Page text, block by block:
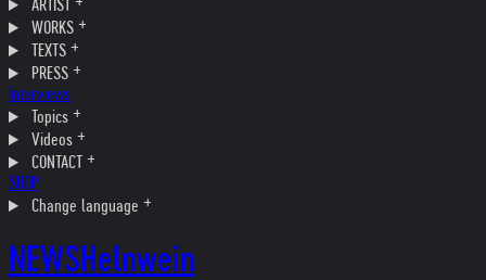
ARTIST
WORKS
TEXTS
PRESS
Interviews
Topics
Videos
CONTACT
SHOP
Change language
NEWSHelnwein